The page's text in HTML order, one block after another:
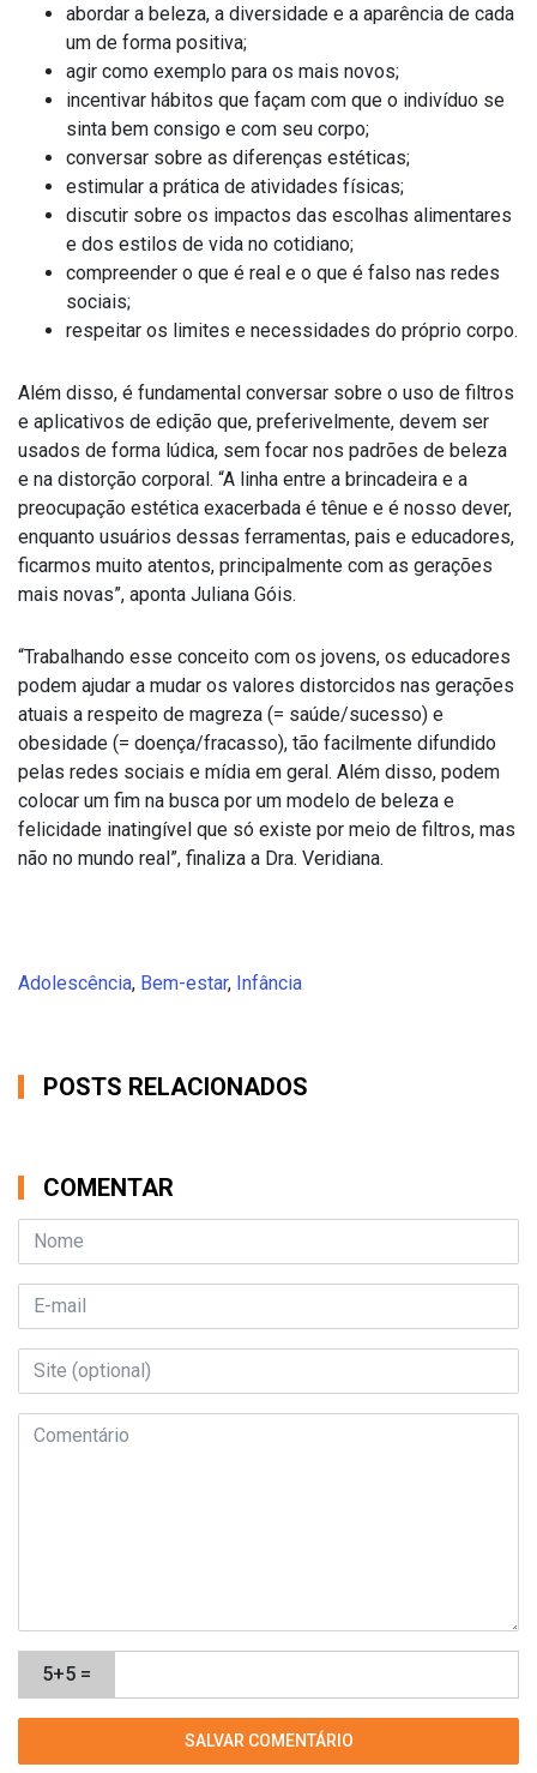
abordar a beleza, a diversidade e a aparência de cada
um de forma positiva;
agir como exemplo para os mais novos;
incentivar hábitos que façam com que o indivíduo se
sinta bem consigo e com seu corpo;
conversar sobre as diferenças estéticas;
estimular a prática de atividades físicas;
discutir sobre os impactos das escolhas alimentares
e dos estilos de vida no cotidiano;
compreender o que é real e o que é falso nas redes
sociais;
respeitar os limites e necessidades do próprio corpo.
Além disso, é fundamental conversar sobre o uso de filtros
e aplicativos de edição que, preferivelmente, devem ser
usados de forma lúdica, sem focar nos padrões de beleza
e na distorção corporal. “A linha entre a brincadeira e a
preocupação estética exacerbada é tênue e é nosso dever,
enquanto usuários dessas ferramentas, pais e educadores,
ficarmos muito atentos, principalmente com as gerações
mais novas”, aponta Juliana Góis.
“Trabalhando esse conceito com os jovens, os educadores
podem ajudar a mudar os valores distorcidos nas gerações
atuais a respeito de magreza (= saúde/sucesso) e
obesidade (= doença/fracasso), tão facilmente difundido
pelas redes sociais e mídia em geral. Além disso, podem
colocar um fim na busca por um modelo de beleza e
felicidade inatingível que só existe por meio de filtros, mas
não no mundo real”, finaliza a Dra. Veridiana.
Adolescência, Bem-estar, Infância
POSTS RELACIONADOS
COMENTAR
5+5 =